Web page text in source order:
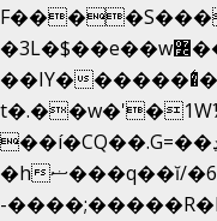
�3L�$��e��w߼���?��i��������D|
��IY�
��í�CQ��.G=��ڍo@qw�D�O;�ZH��啸
�hޟ���q��ĭ/�6�>� .�bwN�ϫˋ��'��W'
-